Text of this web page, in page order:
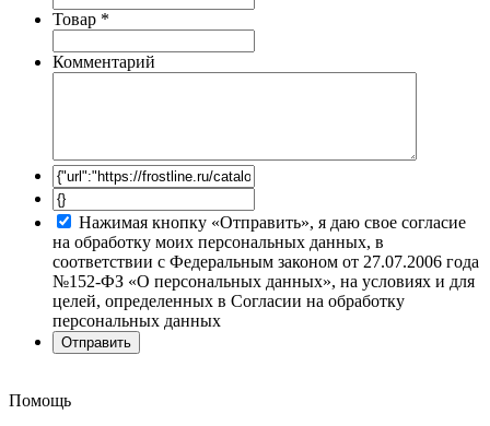
Товар *
Комментарий
Нажимая кнопку «Отправить», я даю свое согласие
на обработку моих персональных данных, в
соответствии с Федеральным законом от 27.07.2006 года
№152-ФЗ «О персональных данных», на условиях и для
целей, определенных в Согласии на обработку
персональных данных
Помощь